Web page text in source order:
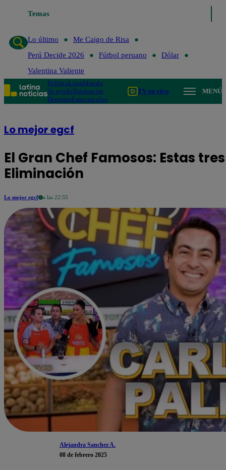
Temas
Lo último Me Caigo de Risa
Lo último
Me Caigo de Risa
Perú Decide 2026
Fútbol peruano
Dólar
Valentina Valiente
PolíticaLimaMundo
Te ayudoTendencias
DeportesEspectáculos
TV en vivo MENÚ
Lo mejor egcf
El Gran Chef Famosos: Estas
Eliminación
Lo mejor egcf a las 22:55
Alejandra Sanchez A.
08 de febrero 2025